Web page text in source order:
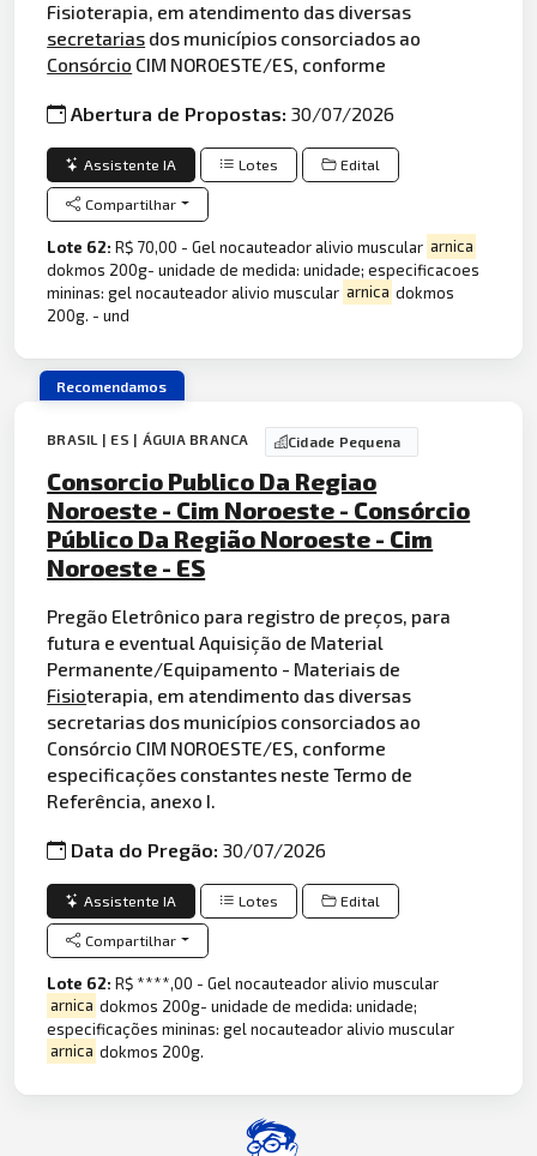
Fisioterapia, em atendimento das diversas
secretarias dos municípios consorciados ao
Consórcio CIM NOROESTE/ES, conforme
Abertura de Propostas:30/07/2026
Assistente IA Lotes Edital
Compartilhar
Lote 62:R$ 70,00 - Gel nocauteador alivio muscular arnica
dokmos 200g- unidade de medida: unidade; especificacoes
mininas: gel nocauteador alivio muscular arnica dokmos
200g. - und
Recomendamos
BRASIL | ES | ÁGUIA BRANCA Cidade Pequena
Consorcio Publico Da Regiao
Noroeste - Cim Noroeste - Consórcio
Público Da Região Noroeste - Cim
Noroeste - ES
Pregão Eletrônico para registro de preços, para
futura e eventual Aquisição de Material
Permanente/Equipamento - Materiais de
Fisioterapia, em atendimento das diversas
secretarias dos municípios consorciados ao
Consórcio CIM NOROESTE/ES, conforme
especificações constantes neste Termo de
Referência, anexo I.
Data do Pregão:30/07/2026
Assistente IA Lotes Edital
Compartilhar
Lote 62:R$ ****,00 - Gel nocauteador alivio muscular
arnica dokmos 200g- unidade de medida: unidade;
especificações mininas: gel nocauteador alivio muscular
arnica dokmos 200g.